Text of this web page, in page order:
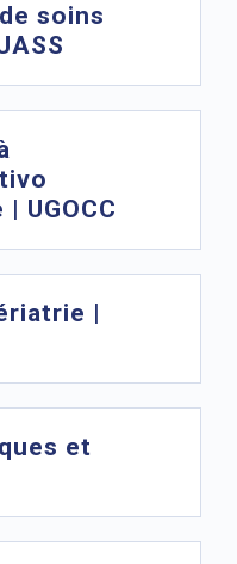
soins
UGOCC
|
et